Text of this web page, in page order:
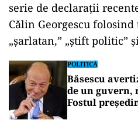
serie de declarații
Călin Georgescu
„șarlatan,” „știft politic”
POLITICĂ
Băsescu
de un guvern,
Fostul